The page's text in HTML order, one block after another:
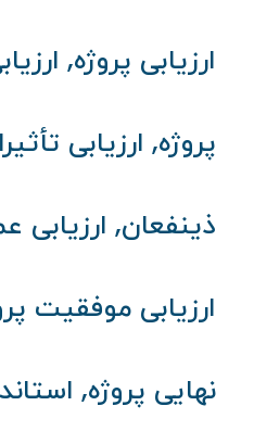
ارزیابی پروژه,
پروژه, ارزیابی
ذینفعان, ارزیابی
ارزیابی موفقیت
نهایی پروژه,